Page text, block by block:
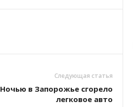
Следующая статья
Ночью в Запорожье сгорело
легковое авто